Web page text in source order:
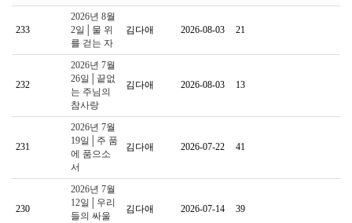
233
2026년 8월
2일│물 위
를 걷는 자
김다애 2026-08-03 21
232
2026년 7월
26일│끝없
는 주님의
참사랑
김다애 2026-08-03 13
231
2026년 7월
19일│주 품
에 품으소
서
김다애 2026-07-22 41
230
2026년 7월
12일│우리
들의 싸울
김다애 2026-07-14 39